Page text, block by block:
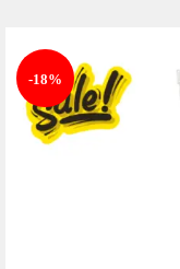
-18%